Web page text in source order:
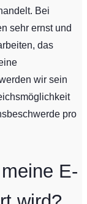
Bei
sehr ernst und
das
wir sein
pro
E-